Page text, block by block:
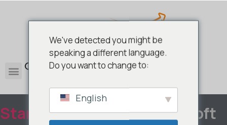
0
Startseite/Office/ Microsoft
We've detected you might be
speaking a different language.
Do you want to change to:
English